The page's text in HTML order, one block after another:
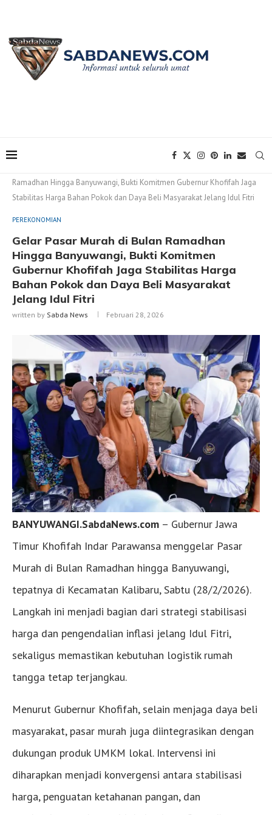
Ramadhan Hingga Banyuwangi, Bukti Komitmen Gubernur Khofifah Jaga
Stabilitas Harga Bahan Pokok dan Daya Beli Masyarakat Jelang Idul Fitri
PEREKONOMIAN
Gelar Pasar Murah di Bulan Ramadhan
Hingga Banyuwangi, Bukti Komitmen
Gubernur Khofifah Jaga Stabilitas Harga
Bahan Pokok dan Daya Beli Masyarakat
Jelang Idul Fitri
written by Sabda News Februari 28, 2026
BANYUWANGI.SabdaNews.com – Gubernur Jawa
Timur Khofifah Indar Parawansa menggelar Pasar
Murah di Bulan Ramadhan hingga Banyuwangi,
tepatnya di Kecamatan Kalibaru, Sabtu (28/2/2026).
Langkah ini menjadi bagian dari strategi stabilisasi
harga dan pengendalian inflasi jelang Idul Fitri,
sekaligus memastikan kebutuhan logistik rumah
tangga tetap terjangkau.
Menurut Gubernur Khofifah, selain menjaga daya beli
masyarakat, pasar murah juga diintegrasikan dengan
dukungan produk UMKM lokal. Intervensi ini
diharapkan menjadi konvergensi antara stabilisasi
harga, penguatan ketahanan pangan, dan